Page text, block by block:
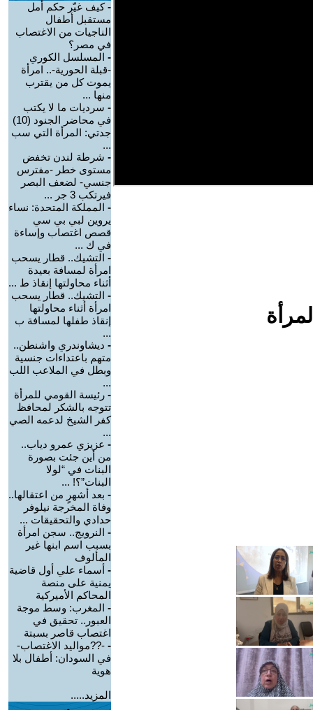
-كيف غيّر حكم أمل
مستقبل أطفال
الناجيات من الاغتصاب
في مصر؟
- المسلسل الكوري
-قبلة الحورية-.. امرأة
يموت كل من يقترب
منها ...
- سرديات ما لا يكتب
في محاضر الجنود (10)
جدتي: المرأة التي سب
...
- شرطة لندن تخفض
مستوى خطر -مفترس
جنسي- لضعف البصر
فيرتكب 3 جر ...
- المملكة المتحدة: نساء
يروين لبي بي سي
قصص اغتصاب وإساءة
في ك ...
- التشيك.. قطار يسحب
امرأة لمسافة بعيدة
أثناء محاولتها إنقاذ ط ...
- التشيك.. قطار يسحب
امرأة أثناء محاولتها
إنقاذ طفلها لمسافة ب
...
- ديشاوندري واشنطن..
متهم باعتداءات جنسية
وبطل في الملاعب اللب
...
- رئيسة القومي للمرأة
تتوجه بالشكر لمحافظ
كفر الشيخ لدعمه الصي
...
- عزيزي عمرو دياب..
من أين جئت بصورة
البنات في “لولا
البنات”؟! ...
- بعد أشهرٍ من اعتقالها..
وفاة المخرجة نيلوفر
حدادي والتحقيقات ...
- النرويج.. سجن امرأة
بسبب اسم ابنها غير
المألوف
- أسماء علي أول قاضية
يمنية على منصة
المحاكم الأميركية
- المغرب: وسط موجة
العبور.. تحقيق في
اغتصاب قاصر بسبتة
- -??مواليد الاغتصاب-
في السودان: أطفال بلا
هوية
المزيد.....